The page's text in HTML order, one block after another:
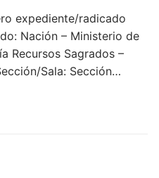
expediente/radicado
Nación – Ministerio de
Recursos Sagrados –
Sala: Sección…